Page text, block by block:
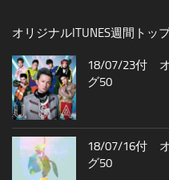
オリジナルITUNES週間トッ
18/07/23付 オ
グ50
18/07/16付 オ
グ50